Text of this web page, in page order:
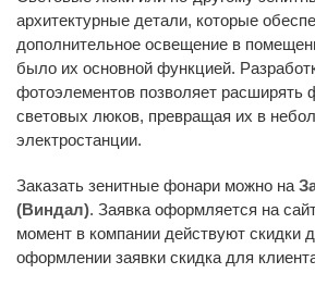
архитектурные детали, которые
дополнительное освещение в
было их основной функцией.
фотоэлементов позволяет расширять
световых люков, превращая их в
электростанции.
Заказать зенитные фонари можно на
(Виндал). Заявка оформляется на
момент в компании действуют скидки
оформлении заявки скидка для